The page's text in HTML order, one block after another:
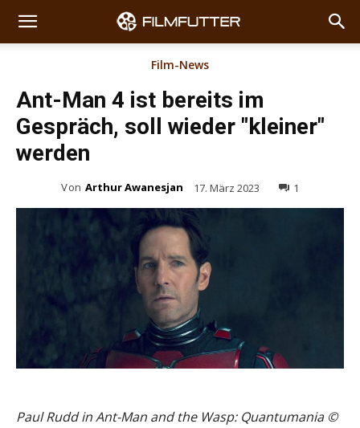
Film-News
Ant-Man 4 ist bereits im
Gespräch, soll wieder "kleiner"
werden
Von Arthur Awanesjan 17. März 2023 1
Paul Rudd in Ant-Man and the Wasp: Quantumania ©